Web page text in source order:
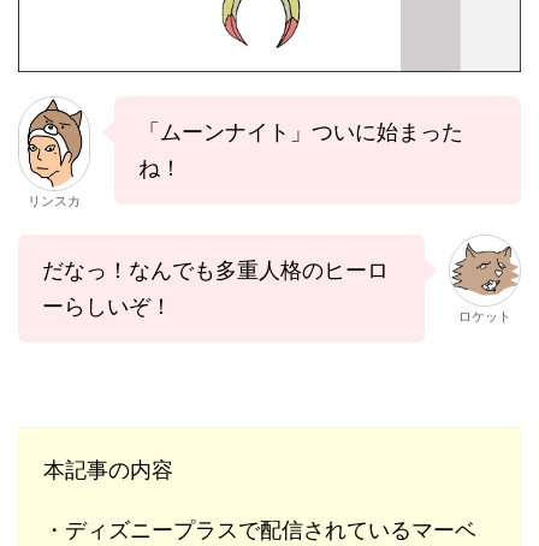
リンスカ
「ムーンナイト」ついに始まった
ね！
だなっ！なんでも多重人格のヒーロ
ーらしいぞ！
ロケット
本記事の内容
・ディズニープラスで配信されているマーベ